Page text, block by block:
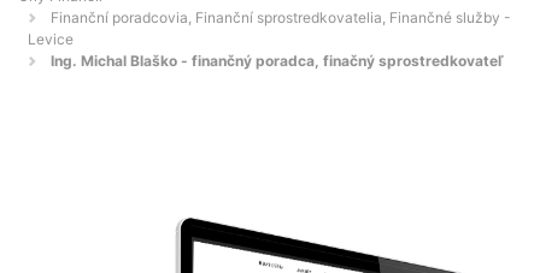
Finanční poradcovia, Finanční sprostredkovatelia, Finančné služby -
Levice
Ing. Michal Blaško - finančný poradca, finačný sprostredkovateľ